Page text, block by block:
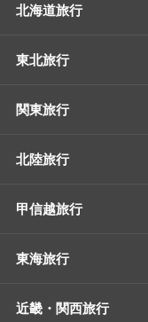
北海道旅行
東北旅行
関東旅行
北陸旅行
甲信越旅行
東海旅行
近畿・関西旅行